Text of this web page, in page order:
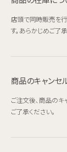
店頭で同時販売を
す。あらかじめご了
商品のキャンセ
ご注文後、商品のキ
ご了承ください。